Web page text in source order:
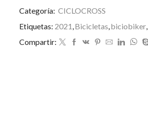
Categoría: CICLOCROSS
Etiquetas: 2021 ,Bicicletas,biciobiker,
Compartir: